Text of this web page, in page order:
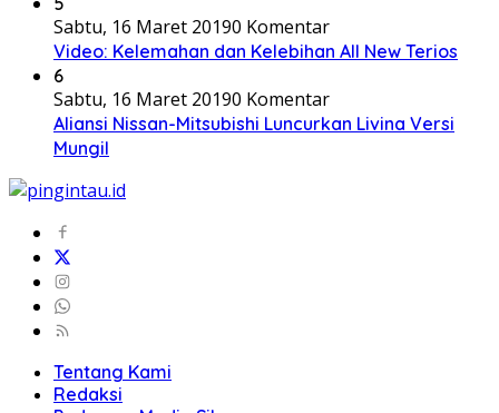
Sabtu, 16 Maret 20190 Komentar
Video: Kelemahan dan Kelebihan All New Terios
6
Sabtu, 16 Maret 20190 Komentar
Aliansi Nissan-Mitsubishi Luncurkan Livina Versi
Mungil
Tentang Kami
Redaksi